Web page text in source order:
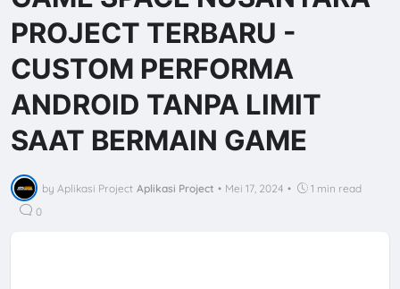
PROJECT TERBARU -
CUSTOM PERFORMA
ANDROID TANPA LIMIT
SAAT BERMAIN GAME
by Aplikasi Project Aplikasi Project • Mei 17, 2024 •
1 min read
0